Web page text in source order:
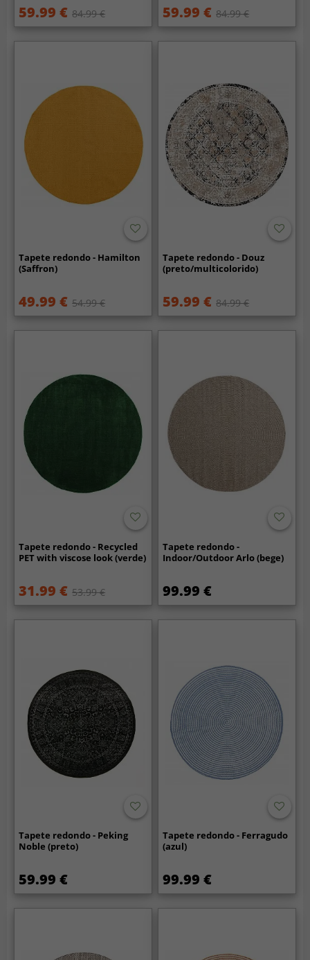
59.99 € 84.99 € 59.99 € 84.99 €
Tapete redondo - Hamilton
(Saffron)
49.99 € 54.99 €
Tapete redondo - Douz
(preto/multicolorido)
59.99 € 84.99 €
Tapete redondo - Recycled
PET with viscose look (verde)
31.99 € 53.99 €
Tapete redondo -
Indoor/Outdoor Arlo (bege)
99.99 €
Tapete redondo - Peking
Noble (preto)
59.99 €
Tapete redondo - Ferragudo
(azul)
99.99 €